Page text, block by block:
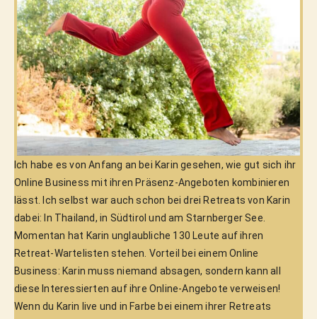
Ich habe es von Anfang an bei Karin gesehen, wie gut sich ihr
Online Business mit ihren Präsenz-Angeboten kombinieren
lässt. Ich selbst war auch schon bei drei Retreats von Karin
dabei: In Thailand, in Südtirol und am Starnberger See.
Momentan hat Karin unglaubliche 130 Leute auf ihren
Retreat-Wartelisten stehen. Vorteil bei einem Online
Business: Karin muss niemand absagen, sondern kann all
diese Interessierten auf ihre Online-Angebote verweisen!
Wenn du Karin live und in Farbe bei einem ihrer Retreats